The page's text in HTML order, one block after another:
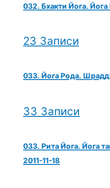
032. Бхакти Йога.
23 Записи
033. Йога Рода.
33 Записи
033. Рита Йога. Йога
2011-11-18